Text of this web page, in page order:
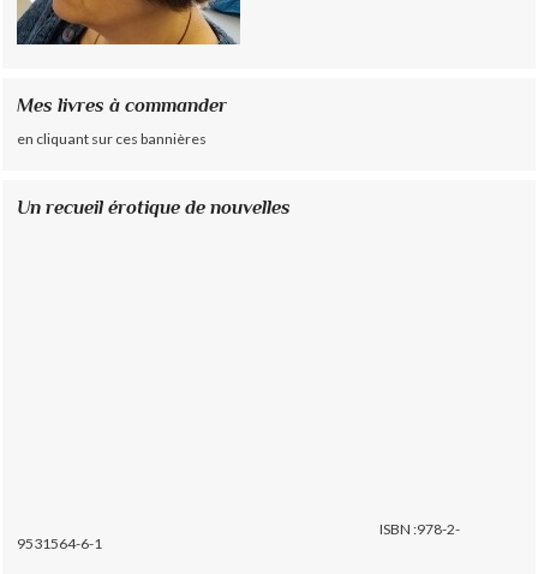
Mes livres à commander
en cliquant sur ces bannières
Un recueil érotique de nouvelles
ISBN :978-2-
9531564-6-1